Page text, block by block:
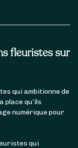
fleuristes sur
qui ambitionne de
place qu’ils
numérique pour
qui